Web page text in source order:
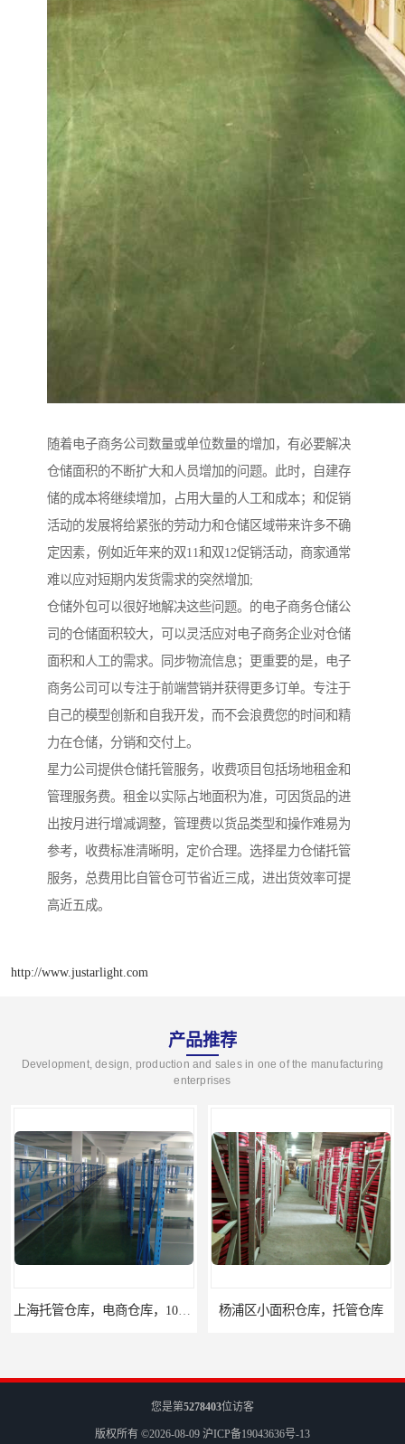
随着电子商务公司数量或单位数量的增加，有必要解决
仓储面积的不断扩大和人员增加的问题。此时，自建存
储的成本将继续增加，占用大量的人工和成本；和促销
活动的发展将给紧张的劳动力和仓储区域带来许多不确
定因素，例如近年来的双11和双12促销活动，商家通常
难以应对短期内发货需求的突然增加;
仓储外包可以很好地解决这些问题。的电子商务仓储公
司的仓储面积较大，可以灵活应对电子商务企业对仓储
面积和人工的需求。同步物流信息；更重要的是，电子
商务公司可以专注于前端营销并获得更多订单。专注于
自己的模型创新和自我开发，而不会浪费您的时间和精
力在仓储，分销和交付上。
星力公司提供仓储托管服务，收费项目包括场地租金和
管理服务费。租金以实际占地面积为准，可因货品的进
出按月进行增减调整，管理费以货品类型和操作难易为
参考，收费标准清晰明，定价合理。选择星力仓储托管
服务，总费用比自管仓可节省近三成，进出货效率可提
高近五成。
http://www.justarlight.com
产品推荐
Development, design, production and sales in one of the manufacturing
enterprises
杨浦区小面积仓库，托管仓库
您是第5278403位访客
版权所有 ©2026-08-09 沪ICP备19043636号-13